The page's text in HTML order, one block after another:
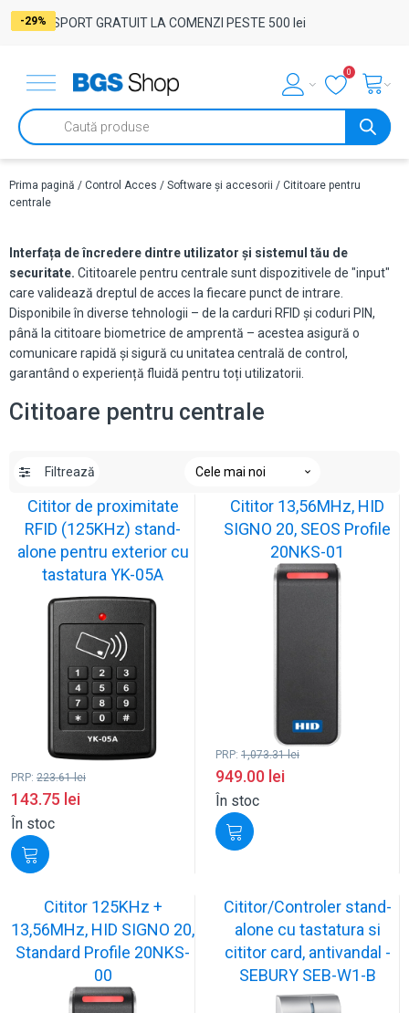
TRANSPORT GRATUIT LA COMENZI PESTE 500 lei
0
Products
search
Prima pagină / Control Acces / Software și accesorii / Cititoare pentru
centrale
Interfața de încredere dintre utilizator și sistemul tău de
securitate. Cititoarele pentru centrale sunt dispozitivele de "input"
care validează dreptul de acces la fiecare punct de intrare.
Disponibile în diverse tehnologii – de la carduri RFID și coduri PIN,
până la cititoare biometrice de amprentă – acestea asigură o
comunicare rapidă și sigură cu unitatea centrală de control,
garantând o experiență fluidă pentru toți utilizatorii.
Cititoare pentru centrale
Filtrează
-36%
Cititor de proximitate
RFID (125KHz) stand-
alone pentru exterior cu
tastatura YK-05A
PRP: 223.61lei
143.75 lei
În stoc
-12%
Cititor 13,56MHz, HID
SIGNO 20, SEOS Profile
20NKS-01
PRP: 1,073.31lei
949.00 lei
În stoc
-14%
Cititor 125KHz +
13,56MHz, HID SIGNO 20,
Standard Profile 20NKS-
00
-17%
Cititor/Controler stand-
alone cu tastatura si
cititor card, antivandal -
SEBURY SEB-W1-B
-17%
-17%
-17%
-17%
-29%